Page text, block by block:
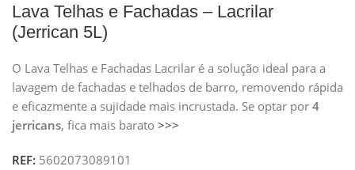
Lava Telhas e Fachadas – Lacrilar
(Jerrican 5L)
O Lava Telhas e Fachadas Lacrilar é a solução ideal para a
lavagem de fachadas e telhados de barro, removendo rápida
e eficazmente a sujidade mais incrustada. Se optar por4
jerricans, fica mais barato>>>
REF: 5602073089101